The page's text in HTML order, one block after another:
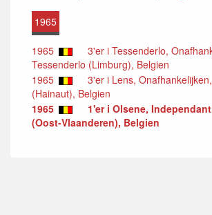
1965
1965
3'er i Tessenderlo,
Tessenderlo (Limburg), Belgien
1965
3'er i Lens,
(Hainaut), Belgien
1965
1'er i Olsene,
(Oost-Vlaanderen), Belgien